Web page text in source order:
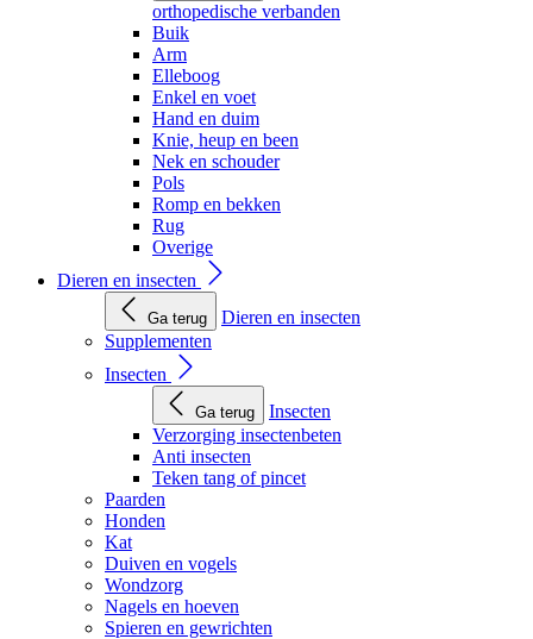
orthopedische verbanden
Buik
Arm
Elleboog
Enkel en voet
Hand en duim
Knie, heup en been
Nek en schouder
Pols
Romp en bekken
Rug
Overige
Dieren en insecten
Ga terug
Dieren en insecten
Supplementen
Insecten
Ga terug
Insecten
Verzorging insectenbeten
Anti insecten
Teken tang of pincet
Paarden
Honden
Kat
Duiven en vogels
Wondzorg
Nagels en hoeven
Spieren en gewrichten